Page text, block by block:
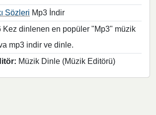
Sözleri Mp3 İndir
Kez dinlenen en popüler "Mp3" müzik
mp3 indir ve dinle.
Müzik Dinle (Müzik Editörü)